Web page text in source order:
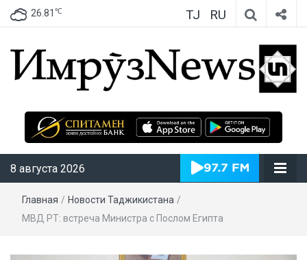
26.81 ℃ TJ RU
ИмрӯзNews
8 августа 2026
Главная / Новости Таджикистана /
МВД РТ: встреча Министра с Послом Египта